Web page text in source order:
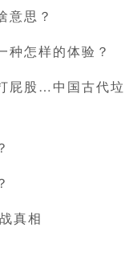
意思？
种怎样的体验？
屁股…中国古代垃
真相